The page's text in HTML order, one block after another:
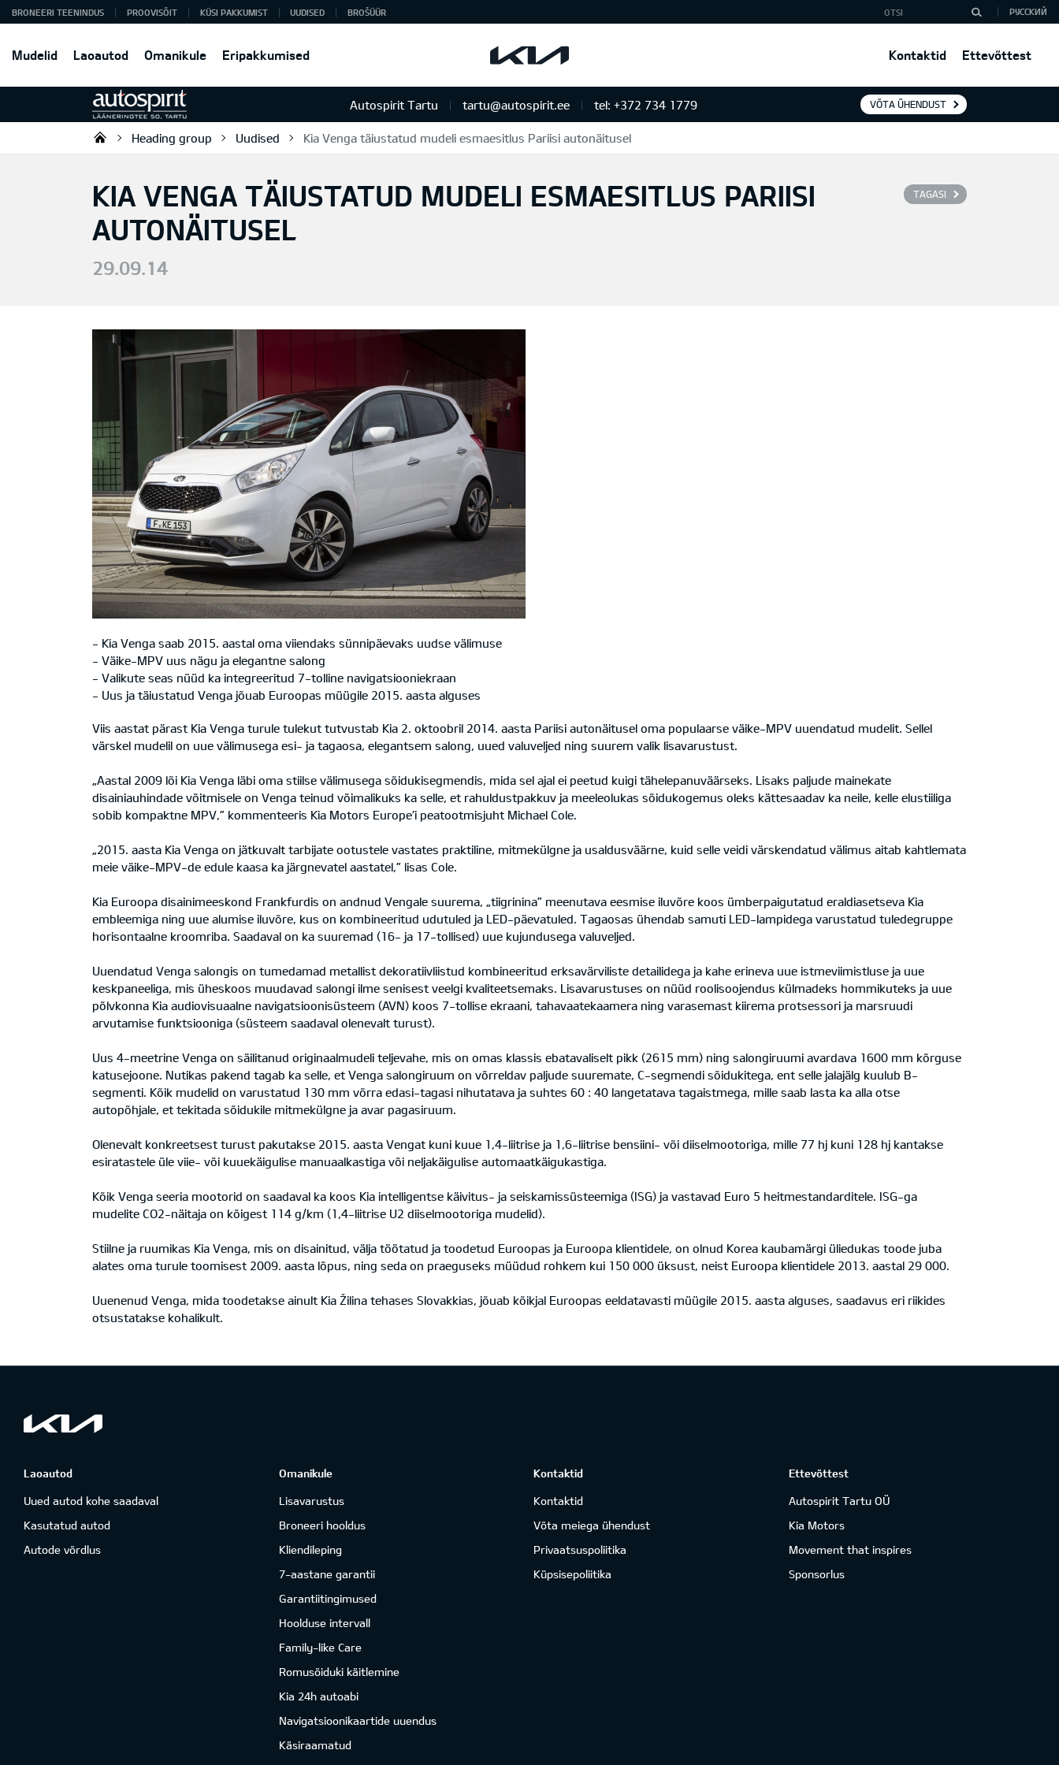
Mudelid Laoautod Omanikule Eripakkumised Kontaktid Ettevõttest
BRONEERI TEENINDUS PROOVISÕIT KÜSI PAKKUMIST UUDISED BROŠÜÜR РУССКИЙ
Autospirit Tartu tartu@autospirit.ee tel: +372 734 1779 VÕTA ÜHENDUST
Autospirit Tartu OÜ
Heading group Uudised Kia Venga täiustatud mudeli esmaesitlus Pariisi autonäitusel
TAGASI
KIA VENGA TÄIUSTATUD MUDELI ESMAESITLUS PARIISI
AUTONÄITUSEL
29.09.14
- Kia Venga saab 2015. aastal oma viiendaks sünnipäevaks uudse välimuse
- Väike-MPV uus nägu ja elegantne salong
- Valikute seas nüüd ka integreeritud 7-tolline navigatsiooniekraan
- Uus ja täiustatud Venga jõuab Euroopas müügile 2015. aasta alguses
Viis aastat pärast Kia Venga turule tulekut tutvustab Kia 2. oktoobril 2014. aasta Pariisi autonäitusel oma populaarse väike-MPV uuendatud mudelit. Sellel
värskel mudelil on uue välimusega esi- ja tagaosa, elegantsem salong, uued valuveljed ning suurem valik lisavarustust.
„Aastal 2009 lõi Kia Venga läbi oma stiilse välimusega sõidukisegmendis, mida sel ajal ei peetud kuigi tähelepanuväärseks. Lisaks paljude mainekate
disainiauhindade võitmisele on Venga teinud võimalikuks ka selle, et rahuldustpakkuv ja meeleolukas sõidukogemus oleks kättesaadav ka neile, kelle elustiiliga
sobib kompaktne MPV,” kommenteeris Kia Motors Europe’i peatootmisjuht Michael Cole.
„2015. aasta Kia Venga on jätkuvalt tarbijate ootustele vastates praktiline, mitmekülgne ja usaldusväärne, kuid selle veidi värskendatud välimus aitab kahtlemata
meie väike-MPV-de edule kaasa ka järgnevatel aastatel,” lisas Cole.
Kia Euroopa disainimeeskond Frankfurdis on andnud Vengale suurema, „tiigrinina” meenutava eesmise iluvõre koos ümberpaigutatud eraldiasetseva Kia
embleemiga ning uue alumise iluvõre, kus on kombineeritud udutuled ja LED-päevatuled. Tagaosas ühendab samuti LED-lampidega varustatud tuledegruppe
horisontaalne kroomriba. Saadaval on ka suuremad (16- ja 17-tollised) uue kujundusega valuveljed.
Uuendatud Venga salongis on tumedamad metallist dekoratiivliistud kombineeritud erksavärviliste detailidega ja kahe erineva uue istmeviimistluse ja uue
keskpaneeliga, mis üheskoos muudavad salongi ilme senisest veelgi kvaliteetsemaks. Lisavarustuses on nüüd roolisoojendus külmadeks hommikuteks ja uue
põlvkonna Kia audiovisuaalne navigatsioonisüsteem (AVN) koos 7-tollise ekraani, tahavaatekaamera ning varasemast kiirema protsessori ja marsruudi
arvutamise funktsiooniga (süsteem saadaval olenevalt turust).
Uus 4-meetrine Venga on säilitanud originaalmudeli teljevahe, mis on omas klassis ebatavaliselt pikk (2615 mm) ning salongiruumi avardava 1600 mm kõrguse
katusejoone. Nutikas pakend tagab ka selle, et Venga salongiruum on võrreldav paljude suuremate, C-segmendi sõidukitega, ent selle jalajälg kuulub B-
segmenti. Kõik mudelid on varustatud 130 mm võrra edasi-tagasi nihutatava ja suhtes 60 : 40 langetatava tagaistmega, mille saab lasta ka alla otse
autopõhjale, et tekitada sõidukile mitmekülgne ja avar pagasiruum.
Olenevalt konkreetsest turust pakutakse 2015. aasta Vengat kuni kuue 1,4-liitrise ja 1,6-liitrise bensiini- või diiselmootoriga, mille 77 hj kuni 128 hj kantakse
esiratastele üle viie- või kuuekäigulise manuaalkastiga või neljakäigulise automaatkäigukastiga.
Kõik Venga seeria mootorid on saadaval ka koos Kia intelligentse käivitus- ja seiskamissüsteemiga (ISG) ja vastavad Euro 5 heitmestandarditele. ISG-ga
mudelite CO2-näitaja on kõigest 114 g/km (1,4-liitrise U2 diiselmootoriga mudelid).
Stiilne ja ruumikas Kia Venga, mis on disainitud, välja töötatud ja toodetud Euroopas ja Euroopa klientidele, on olnud Korea kaubamärgi üliedukas toode juba
alates oma turule toomisest 2009. aasta lõpus, ning seda on praeguseks müüdud rohkem kui 150 000 üksust, neist Euroopa klientidele 2013. aastal 29 000.
Uuenenud Venga, mida toodetakse ainult Kia Žilina tehases Slovakkias, jõuab kõikjal Euroopas eeldatavasti müügile 2015. aasta alguses, saadavus eri riikides
otsustatakse kohalikult.
Laoautod
Uued autod kohe saadaval
Kasutatud autod
Autode võrdlus
Omanikule
Lisavarustus
Broneeri hooldus
Kliendileping
7-aastane garantii
Garantiitingimused
Hoolduse intervall
Family-like Care
Romusõiduki käitlemine
Kia 24h autoabi
Navigatsioonikaartide uuendus
Käsiraamatud
Kontaktid
Kontaktid
Võta meiega ühendust
Privaatsuspoliitika
Küpsisepoliitika
Ettevõttest
Autospirit Tartu OÜ
Kia Motors
Movement that inspires
Sponsorlus